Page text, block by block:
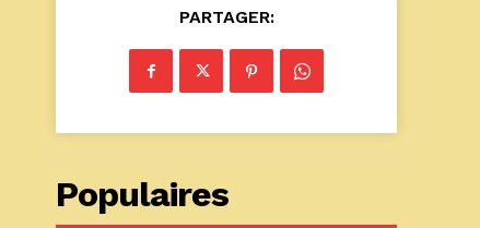
PARTAGER:
Populaires